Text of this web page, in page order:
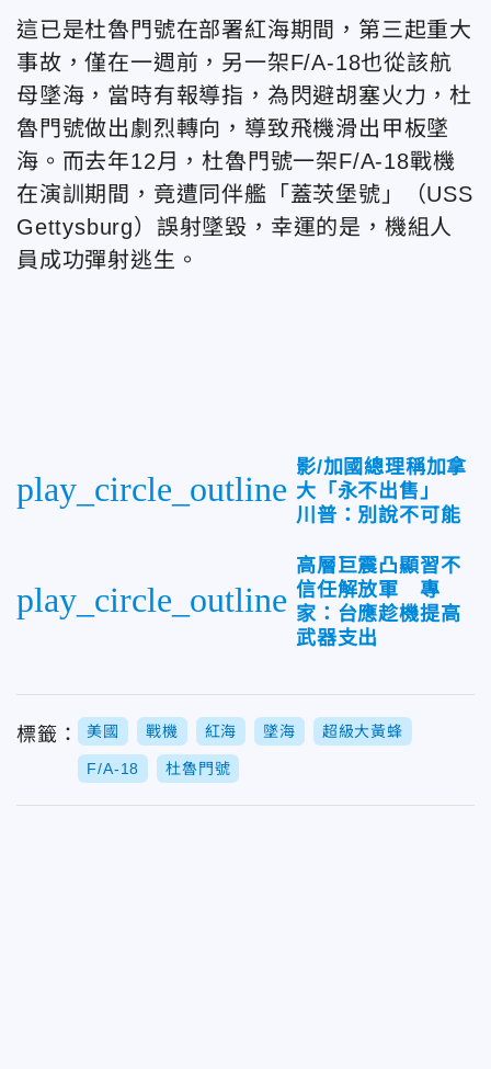
這已是杜魯門號在部署紅海期間，第三起重大
事故，僅在一週前，另一架F/A-18也從該航
母墜海，當時有報導指，為閃避胡塞火力，杜
魯門號做出劇烈轉向，導致飛機滑出甲板墜
海。而去年12月，杜魯門號一架F/A-18戰機
在演訓期間，竟遭同伴艦「蓋茨堡號」（USS
Gettysburg）誤射墜毀，幸運的是，機組人
員成功彈射逃生。
play_circle_outline
影/加國總理稱加拿
大「永不出售」
川普：別說不可能
play_circle_outline
高層巨震凸顯習不
信任解放軍 專
家：台應趁機提高
武器支出
標籤： 美國 戰機 紅海 墜海 超級大黃蜂
F/A-18 杜魯門號